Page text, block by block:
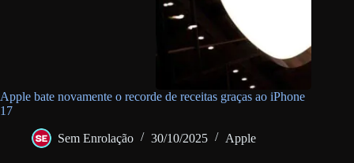
Apple bate novamente o recorde de receitas graças ao iPhone
17
Sem Enrolação 30/10/2025 Apple